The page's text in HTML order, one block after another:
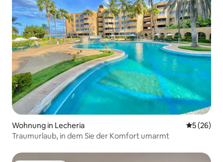
Wohnung in Lecheria
5 (26)
Traumurlaub, in dem Sie der Komfort umarmt